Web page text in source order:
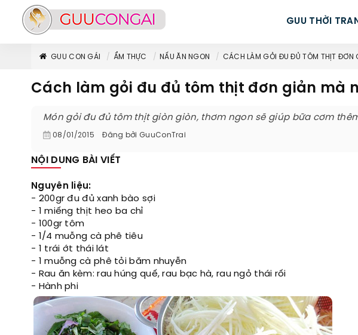
GUU THỜI
GUU CON GÁI ẨM THỰC NẤU ĂN NGON CÁCH LÀM GỎI ĐU ĐỦ TÔM THỊT ĐƠN
Cách làm gỏi đu đủ tôm thịt đơn giản mà
Món gỏi đu đủ tôm thịt giòn giòn, thơm ngon sẽ giúp bữa cơm
08/01/2015 Đăng bởi GuuConTrai
NỘI DUNG BÀI VIẾT
Nguyên liệu:
- 200gr đu đủ xanh bào sợi
- 1 miếng thịt heo ba chỉ
- 100gr tôm
- 1/4 muỗng cà phê tiêu
- 1 trái ớt thái lát
- 1 muỗng cà phê tỏi băm nhuyễn
- Rau ăn kèm: rau húng quế, rau bạc hà, rau ngỏ thái rối
- Hành phi